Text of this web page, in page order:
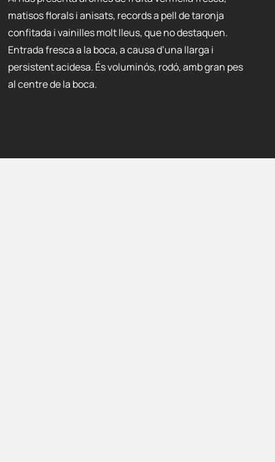
matisos florals i anisats, records a pell de taronja
confitada i vainilles molt lleus, que no destaquen.
Entrada fresca a la boca, a causa d’una llarga i
persistent acidesa. És voluminós, rodó, amb gran pes
al centre de la boca.